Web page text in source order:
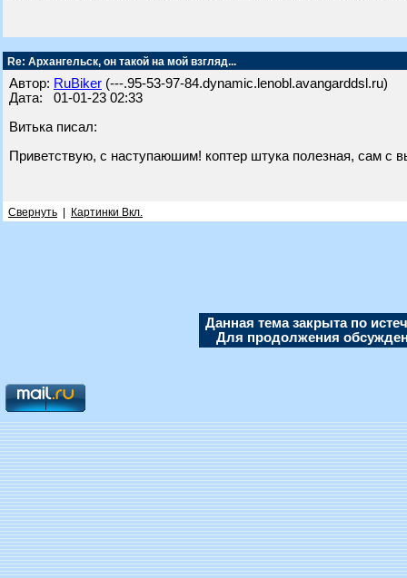
Re: Архангельск, он такой на мой взгляд...
Автор: RuBiker (---.95-53-97-84.dynamic.lenobl.avangarddsl.ru)
Дата: 01-01-23 02:33
Витька писал:
Приветствую, с наступаюшим! коптер штука полезная, сам
Свернуть Картинки Вкл.
Данная тема закрыта по
Для продолжения